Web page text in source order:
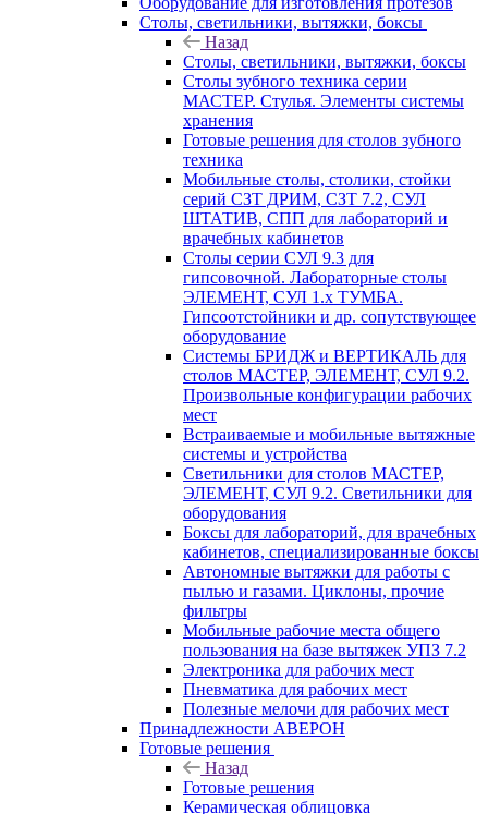
Cтолы, светильники, вытяжки, боксы
Назад
Cтолы, светильники, вытяжки, боксы
Столы зубного техника серии
МАСТЕР. Стулья. Элементы системы
хранения
Готовые решения для столов зубного
техника
Мобильные столы, столики, стойки
серий СЗТ ДРИМ, СЗТ 7.2, СУЛ
ШТАТИВ, СПП для лабораторий и
врачебных кабинетов
Столы серии СУЛ 9.3 для
гипсовочной. Лабораторные столы
ЭЛЕМЕНТ, СУЛ 1.х ТУМБА.
Гипсоотстойники и др. сопутствующее
оборудование
Системы БРИДЖ и ВЕРТИКАЛЬ для
столов МАСТЕР, ЭЛЕМЕНТ, СУЛ 9.2.
Произвольные конфигурации рабочих
мест
Встраиваемые и мобильные вытяжные
системы и устройства
Светильники для столов МАСТЕР,
ЭЛЕМЕНТ, СУЛ 9.2. Светильники для
оборудования
Боксы для лабораторий, для врачебных
кабинетов, специализированные боксы
Автономные вытяжки для работы с
пылью и газами. Циклоны, прочие
фильтры
Мобильные рабочие места общего
пользования на базе вытяжек УПЗ 7.2
Электроника для рабочих мест
Пневматика для рабочих мест
Полезные мелочи для рабочих мест
Принадлежности АВЕРОН
Готовые решения
Назад
Готовые решения
Керамическая облицовка